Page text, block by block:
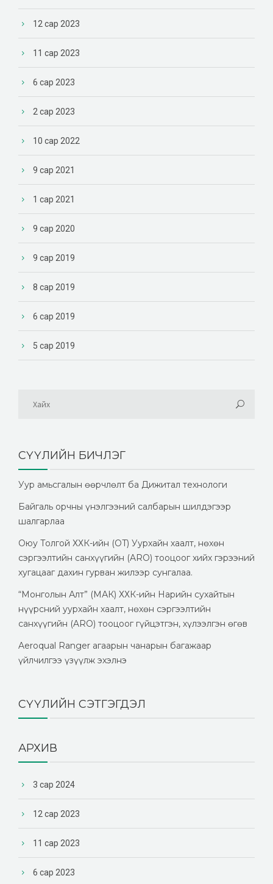
12 сар 2023
11 сар 2023
6 сар 2023
2 сар 2023
10 сар 2022
9 сар 2021
1 сар 2021
9 сар 2020
9 сар 2019
8 сар 2019
6 сар 2019
5 сар 2019
СҮҮЛИЙН БИЧЛЭГ
Уур амьсгалын өөрчлөлт ба Дижитал технологи
Байгаль орчны үнэлгээний салбарын шилдэгээр
шалгарлаа
Оюу Толгой ХХК-ийн (OT) Уурхайн хаалт, нөхөн
сэргээлтийн санхүүгийн (ARO) тооцоог хийх гэрээний
хугацааг дахин гурван жилээр сунгалаа.
“Монголын Алт” (МАК) ХХК-ийн Нарийн сухайтын
нүүрсний уурхайн хаалт, нөхөн сэргээлтийн
санхүүгийн (ARO) тооцоог гүйцэтгэн, хүлээлгэн өгөв
Aeroqual Ranger агаарын чанарын багажаар
үйлчилгээ үзүүлж эхэлнэ
СҮҮЛИЙН СЭТГЭГДЭЛ
АРХИВ
3 сар 2024
12 сар 2023
11 сар 2023
6 сар 2023